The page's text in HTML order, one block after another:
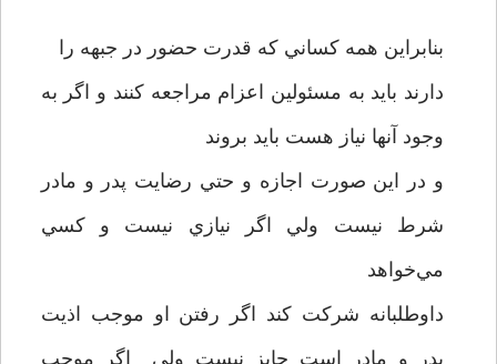
بنابراين همه کساني که قدرت حضور در جبهه را
دارند بايد به مسئولين اعزام مراجعه کنند و اگر به
وجود آنها نياز هست بايد بروند
و در اين صورت اجازه و حتي رضايت پدر و مادر
شرط نيست ولي اگر نيازي نيست و کسي
مي‌خواهد
داوطلبانه شرکت کند اگر رفتن او موجب اذيت
پدر و مادر است جايز نيست ولي اگر موجب